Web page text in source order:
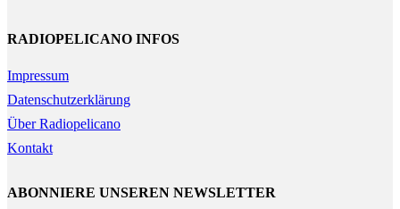
RADIOPELICANO INFOS
Impressum
Datenschutzerklärung
Über Radiopelicano
Kontakt
ABONNIERE UNSEREN NEWSLETTER